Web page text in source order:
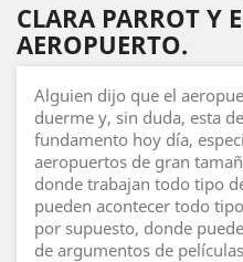
CLARA PARROT Y
AEROPUERTO.
Alguien dijo que el
duerme y, sin duda, esta
fundamento hoy día,
aeropuertos de gran
donde trabajan todo tipo
pueden acontecer todo
por supuesto, donde
de argumentos de